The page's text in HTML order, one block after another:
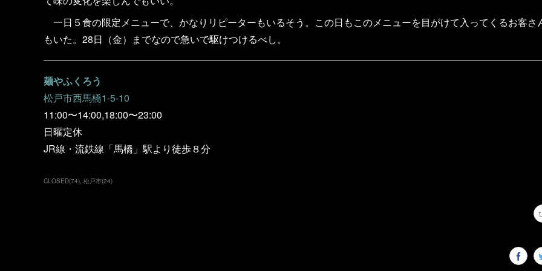
一日５食の限定メニューで、かなりリピーターもいるそう。この日もこのメニューを目がけて入ってくるお客さ
もいた。28日（金）までなので急いで駆けつけるべし。
麺やふくろう
松戸市西馬橋1-5-10
11:00〜14:00,18:00〜23:00
日曜定休
JR線・流鉄線「馬橋」駅より徒歩８分
CLOSED(74) 松戸市(24)